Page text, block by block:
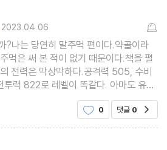
승자
2023.04.06
?나는 당연히 말주먹 편이다.약골이라
먹은 써 본 적이 없기 때문이다.책을 펼
전력은 막상막하다.공격력 505, 수비
력 822로 레벨이 똑같다. 아마도 유순
처음부터 승패를 가르고 싶지 않았던 것
운드로 진행되는 대진표가 책의 목차가
으로도 흥미진진하다.김고은 그림 작가
보는 맛 또한 일
0 댓글 0